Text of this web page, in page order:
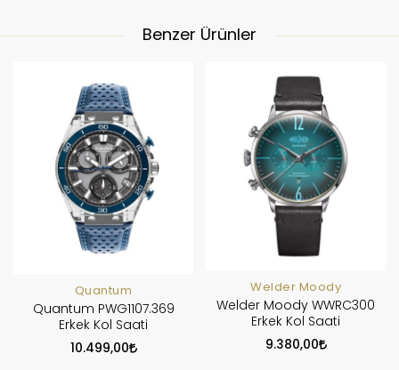
Benzer Ürünler
Quantum
Quantum PWG1107.369
Erkek Kol Saati
10.499,00
Welder Moody
Welder Moody WWRC300
Erkek Kol Saati
9.380,00